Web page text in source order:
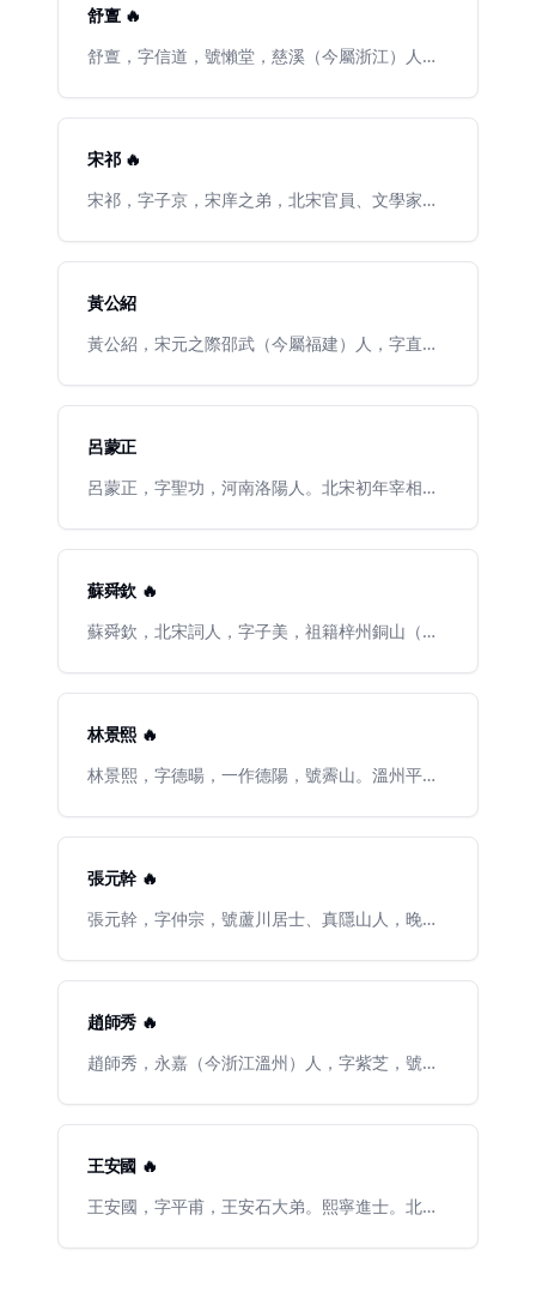
范仲淹何等聰明，看到他的詩後，明白了他的意
思，因此，寫了封推薦信，使蘇麟得到升遷。此
詩以後成爲人盡皆知的成語，用以譏諷藉職務之
院直學士、判吏部銓。頗敢直諫，宋太宗以比魏
文貞。淳化二年（西元九九一年），拜左諫議大
夫，除樞密副使，改同知樞密院事。淳化四年
九九四年），召拜參知政事，加給事中。至道二
位，遷工部侍郎，權知開封府。鹹平六年（西元
一〇〇三年），遷兵部侍郎，爲三司使。景德元
年（西元一〇〇四年），授同中書門下平章事，
議，諫真宗親徵，至澶州（今河南濮陽），迫成
一〇〇六年），爲王欽若所譖，罷相，爲刑部尚
書，出知陝州。後遷兵部尚書，入判都省。後遷
兵部尚書，入判都省。大中祥符七年（西元一〇
年（西元一〇一五年）罷。天禧三年（西元一〇
（西元一〇二〇年）六月，坐與中官周懷政謀請
太子監國、禁皇后預政、奉宋真宗爲太上皇事，
罷相，尋貶道州司馬。乾興元年（西元一〇二二
元一〇二三年）六，以疾卒於雷州，壽六十二。
太子太傅，贈中書令、萊國公，又賜諡忠憫。有
《忠憫公詩集》三巻，集前附有孫汴所撰神道
碑。存詞五首，見《花菴詞選》及《湘山野
舒亶 🔥
舒亶，字信道，號懶堂，慈溪（今屬浙江）人。
第），授臨海尉。神宗時，除神官院主簿，遷秦
與李定同劾蘇軾，是爲「烏臺詩案」。進知雜御
史、判司農寺，拜給事中，權直學士院，後爲御
史中丞。崇寧元年（1102）知南康軍，京以開邊
《宋史》、《東都事略》有傳。今存趙萬裏輯
宋祁 🔥
宋祁，字子京，宋庠之弟，北宋官員、文學家、
徙居開封府雍丘（今河南民權縣雙塔集村）。天
等合修《新唐書》，書成，進工部尚書，拜翰林
學士承旨。卒諡景文，與兄宋庠並有文名，時稱
“二宋”。詩詞語言工麗，因《玉樓春》詞中有“紅
黃公紹
黃公紹，宋元之際邵武（今屬福建）人，字直
韻會》、以《說文》爲本，參考宋元以前字書、
熊忠所編《古今韻會舉要》中，略能見其大概。
另有《在軒集》。
呂蒙正
呂蒙正，字聖功，河南洛陽人。北宋初年宰相。
正中狀元后，授將作監丞，通判升州。後三次登
直，對上遇禮敢言，對下則寬容有雅度。卒於北
宋大中祥符四年（公元1011年），諡文穆，贈中
書令。
蘇舜欽 🔥
蘇舜欽，北宋詞人，字子美，祖籍梓州銅山（今
任縣令、大理評事、集賢殿校理，監進奏院等職
御史中丞王拱辰讓其屬官劾奏蘇舜欽，劾其在進
奏院祭神時，用賣廢紙之錢宴請賓客。罷職閒居
蘇州。後來復起爲湖州長史，但不久就病故了。
文集》詩文集有《蘇舜欽集》16卷，《四部叢
《蘇舜欽集》。
林景熙 🔥
林景熙，字德暘，一作德陽，號霽山。溫州平陽
（公元1271年），由上舍生釋褐成進士，歷任泉
隱居於平陽縣城白石巷。林景熙等曾冒死撿拾帝
骨葬於蘭亭附近。他教授生徒，從事著作，漫遊
江浙，是雄踞宋元之際詩壇、創作成績卓著、最
人。卒葬家鄉青芝山。著作編爲《霽山集》。
張元幹 🔥
張元幹，字仲宗，號蘆川居士、真隱山人，晚年
月洲村人）。歷任太學上舍生、陳留縣丞。金兵
諫死守。曾賦《賀新郎》詞贈李綱，後秦檜聞此
事，以他事追赴大理寺除名削籍。元幹爾後漫遊
江浙等地，客死他鄉，卒年約七十，歸葬閩之螺
璧”。
趙師秀 🔥
趙師秀，永嘉（今浙江溫州）人，字紫芝，號靈
“永嘉四靈”中較出色的詩人。詩學姚合、賈島，
首、賈詩81首。絕大部分是五言詩。
王安國 🔥
王安國，字平甫，王安石大弟。熙寧進士。北宋
著名詩人。世稱王安禮、王安國、王雱爲“臨川三